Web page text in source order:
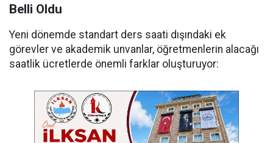
Belli Oldu
Yeni dönemde standart ders saati dışındaki ek
görevler ve akademik unvanlar, öğretmenlerin alacağı
saatlik ücretlerde önemli farklar oluşturuyor: